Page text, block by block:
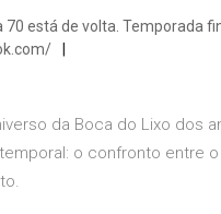
está de volta. Temporada
da Boca do Lixo dos
o confronto entre